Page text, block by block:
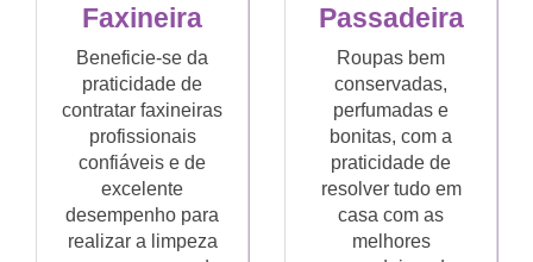
Faxineira
Beneficie-se da
praticidade de
contratar faxineiras
profissionais
confiáveis e de
excelente
desempenho para
realizar a limpeza
Passadeira
Roupas bem
conservadas,
perfumadas e
bonitas, com a
praticidade de
resolver tudo em
casa com as
melhores